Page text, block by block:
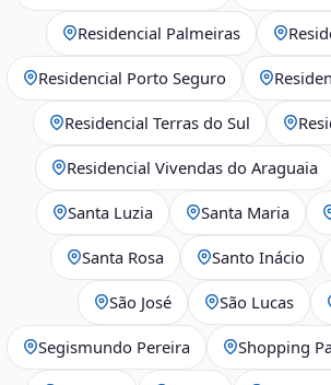
Residencial Palmeiras
Residencial Porto Seguro
Residencial Terras do Sul
Residencial Vivendas do Araguaia
Santa Luzia Santa Maria
Santa Rosa Santo Inácio
São José São Lucas
Segismundo Pereira Shopping